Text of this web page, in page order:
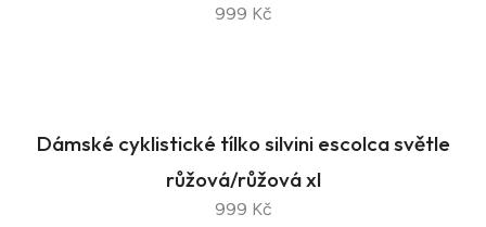
999 Kč
Dámské cyklistické tílko silvini escolca světle
růžová/růžová xl
999 Kč